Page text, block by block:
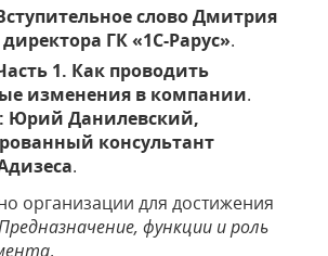
слово Дмитрия
ГК «1С-Рарус».
1. Как проводить
изменения в компании.
Юрий Данилевский,
консультант
.
организации для достижения
функции и роль
.